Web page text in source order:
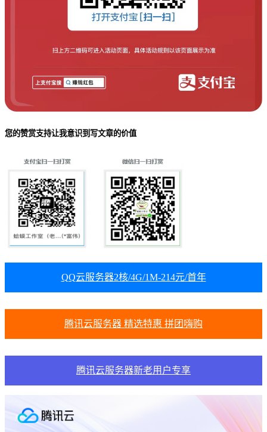
您的赞赏支持让我意识到写文章的价值
QQ云服务器2核/4G/1M-214元/首年
腾讯云服务器 精选特惠 拼团嗨购
腾讯云服务器新老用户专享